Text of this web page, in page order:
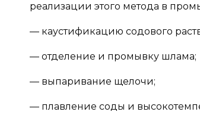
реализации этого метода в
— каустификацию содового
— отделение и промывку шлама;
— выпаривание щелочи;
— плавление соды и